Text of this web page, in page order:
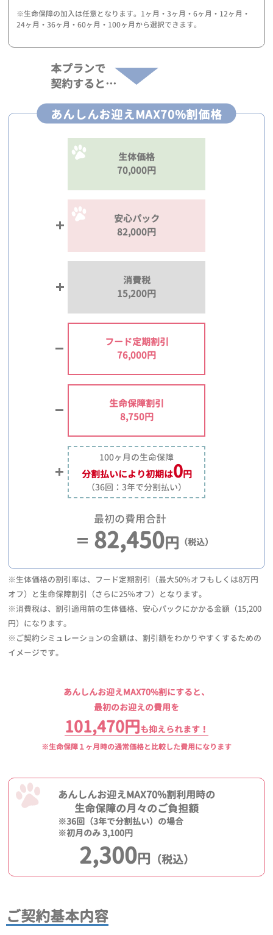
※生命保障の加入は任意となります。1ヶ月・3ヶ月・6ヶ月・12ヶ月・
24ヶ月・36ヶ月・60ヶ月・100ヶ月から選択できます。
本プランで
契約すると…
あんしんお迎えMAX70%割価格
生体価格
70,000円
安心パック
82,000円
消費税
15,200円
フード定期割引
76,000円
生命保障割引
8,750円
100ヶ月の生命保障
分割払いにより初期は0円
（36回：3年で分割払い）
最初の費用合計
82,450円 （税込）
※生体価格の割引率は、フード定期割引（最大50％オフもしくは8万円
オフ）と生命保障割引（さらに25％オフ）となります。
※消費税は、割引適用前の生体価格、安心パックにかかる金額（15,200
円）になります。
※ご契約シミュレーションの金額は、割引額をわかりやすくするための
イメージです。
あんしんお迎えMAX70%割にすると、
最初のお迎えの費用を
101,470円も抑えられます！
※生命保障１ヶ月時の通常価格と比較した費用になります
あんしんお迎えMAX70%割利用時の
生命保障の月々のご負担額
※36回（3年で分割払い）の場合
※初月のみ 3,100円
2,300円 （税込）
ご契約基本内容